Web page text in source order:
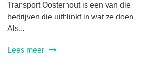
Transport Oosterhout is een van die
bedrijven die uitblinkt in wat ze doen.
Als...
Lees meer